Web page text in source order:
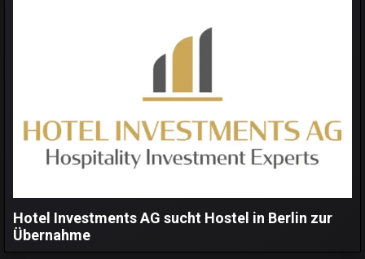
Hotel Investments AG sucht Hostel in Berlin zur
Übernahme